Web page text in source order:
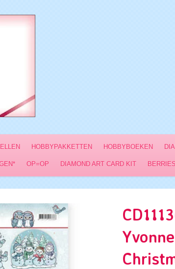
HOBBYPAKKETTEN HOBBYBOEKEN
OP=OP DIAMOND ART CARD KIT